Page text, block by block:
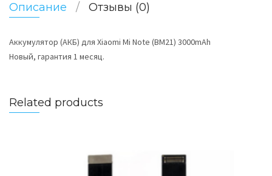
Описание Отзывы (0)
Аккумулятор (АКБ) для Xiaomi Mi Note (BM21) 3000mAh
Новый, гарантия 1 месяц.
Related products